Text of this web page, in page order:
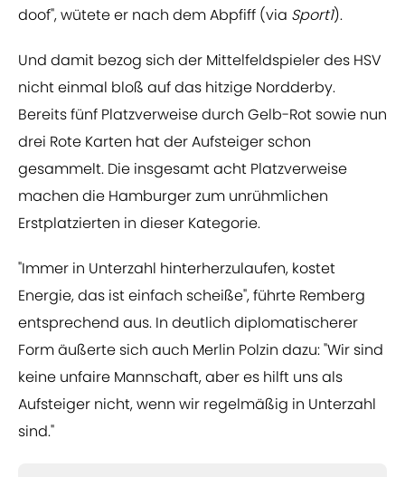
doof", wütete er nach dem Abpfiff (via Sport1).
Und damit bezog sich der Mittelfeldspieler des HSV
nicht einmal bloß auf das hitzige Nordderby.
Bereits fünf Platzverweise durch Gelb-Rot sowie nun
drei Rote Karten hat der Aufsteiger schon
gesammelt. Die insgesamt acht Platzverweise
machen die Hamburger zum unrühmlichen
Erstplatzierten in dieser Kategorie.
"Immer in Unterzahl hinterherzulaufen, kostet
Energie, das ist einfach scheiße", führte Remberg
entsprechend aus. In deutlich diplomatischerer
Form äußerte sich auch Merlin Polzin dazu: "Wir sind
keine unfaire Mannschaft, aber es hilft uns als
Aufsteiger nicht, wenn wir regelmäßig in Unterzahl
sind."